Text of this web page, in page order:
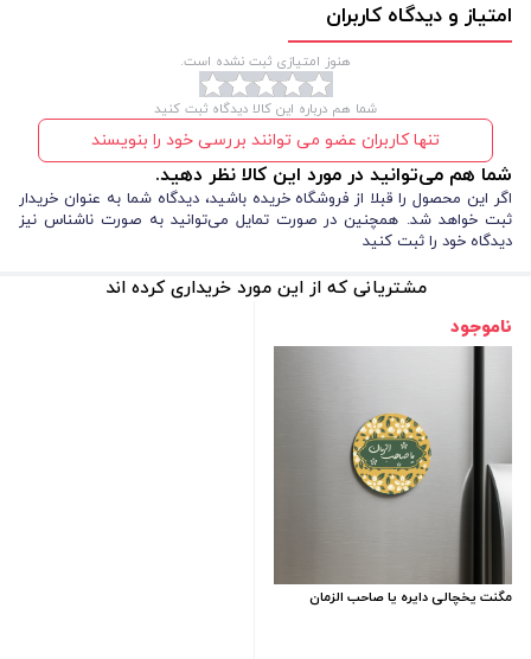
امتیاز و دیدگاه کاربران
هنوز امتیازی ثبت نشده است.
شما هم درباره این کالا دیدگاه ثبت کنید
تنها کاربران عضو می توانند بررسی خود را بنویسند
شما هم می‌توانید در مورد این کالا نظر دهید.
اگر این محصول را قبلا از فروشگاه خریده باشید، دیدگاه شما به عنوان خریدار
ثبت خواهد شد. همچنین در صورت تمایل می‌توانید به صورت ناشناس نیز
دیدگاه خود را ثبت کنید
مشتریانی که از این مورد خریداری کرده اند
ناموجود
مگنت یخچالی دایره یا صاحب الزمان